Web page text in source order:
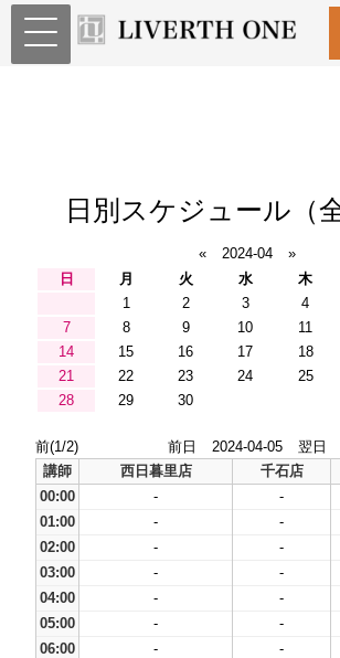
日別スケジュール（
« 2024-04 »
日 月 火 水 木
1
2 3 4
7
8 9 10 11
14
15 16 17 18
21
22 23 24 25
28
29 30
前(1/2) 前日 2024-04-05
翌日
講師
西日暮里店 千石店
00:00
- -
01:00
- -
02:00
- -
03:00
- -
04:00
- -
05:00
- -
06:00
- -